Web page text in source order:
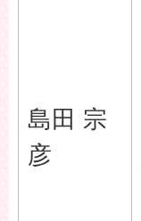
島田 宗
彦